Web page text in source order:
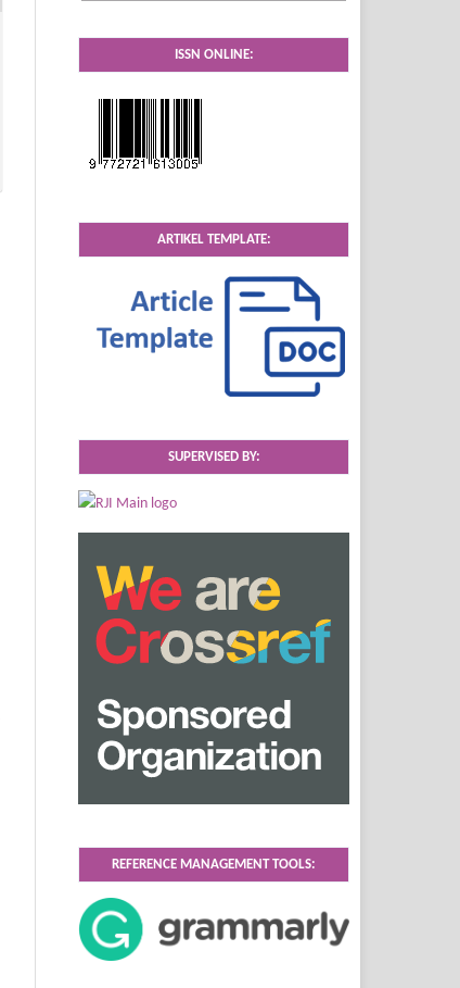
ISSN ONLINE:
ARTIKEL TEMPLATE:
SUPERVISED BY:
REFERENCE MANAGEMENT TOOLS: